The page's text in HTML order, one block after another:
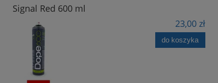
Signal Red 600 ml
23,00 zł
do koszyka